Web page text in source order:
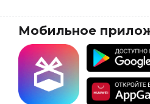
Мобильное